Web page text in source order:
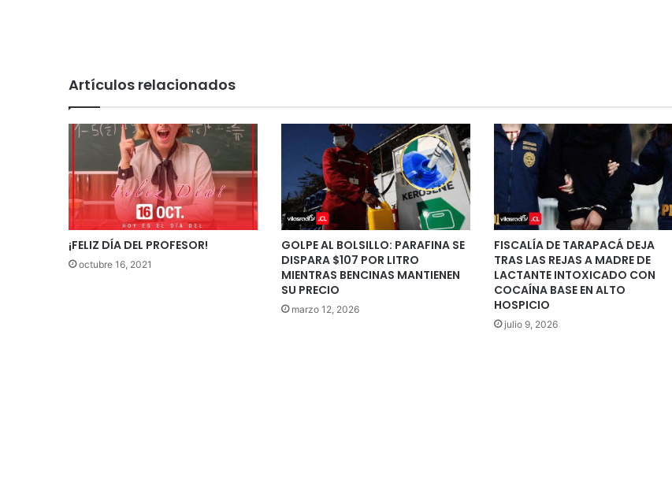
Artículos relacionados
¡FELIZ DÍA DEL PROFESOR!
octubre 16, 2021
GOLPE AL BOLSILLO: PARAFINA SE
DISPARA $107 POR LITRO
MIENTRAS BENCINAS MANTIENEN
SU PRECIO
marzo 12, 2026
FISCALÍA DE TARAPACÁ DEJA
TRAS LAS REJAS A MADRE DE
LACTANTE INTOXICADO CON
COCAÍNA BASE EN ALTO
HOSPICIO
julio 9, 2026